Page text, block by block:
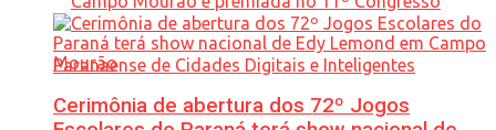
Cerimônia de abertura dos 72º Jogos